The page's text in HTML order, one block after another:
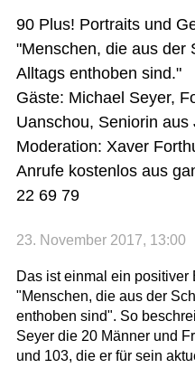
90 Plus! Portraits und
"Menschen, die aus der
Alltags enthoben sind."
Gäste: Michael Seyer,
Uanschou, Seniorin aus
Moderation: Xaver
Anrufe kostenlos aus
22 69 79
23. November 2017, 13:00
Das ist einmal ein positiver
"Menschen, die aus der
enthoben sind". So
Seyer die 20 Männer und
und 103, die er für sein